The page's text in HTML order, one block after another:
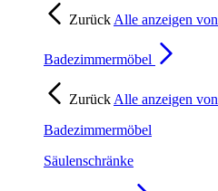
Zurück Alle anzeigen von
Badezimmermöbel
Zurück Alle anzeigen von
Badezimmermöbel
Säulenschränke